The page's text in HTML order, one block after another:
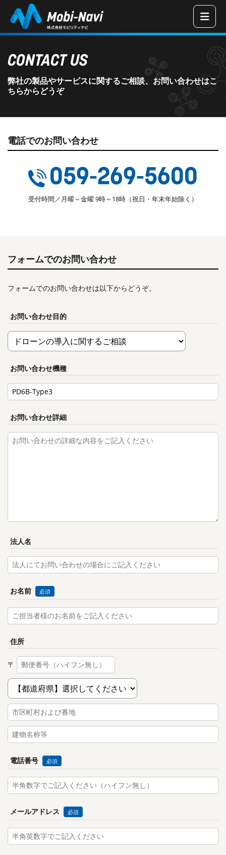
三重県津市
CONTACT US
弊社の製品やサービスに関するご相談、お問い合わせはこ
ちらからどうぞ
電話でのお問い合わせ
059-269-5600
受付時間／月曜～金曜 9時～18時（祝日・年末年始除く）
フォームでのお問い合わせ
フォームでのお問い合わせは以下からどうぞ。
お問い合わせ目的
お問い合わせ機種
お問い合わせ詳細
法人名
お名前 必須
住所
〒
電話番号 必須
メールアドレス 必須